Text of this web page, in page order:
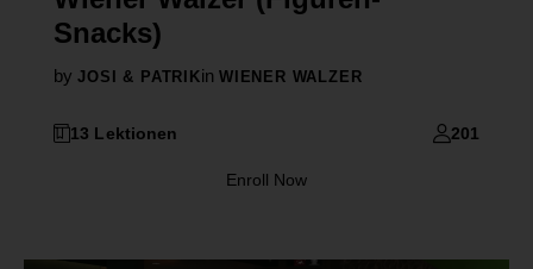
Snacks)
by JOSI & PATRIKin WIENER WALZER
13 Lektionen 201
Enroll Now